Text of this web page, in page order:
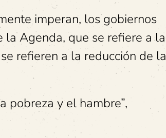
imperan, los gobiernos
Agenda, que se refiere a la
refieren a la reducción de la
pobreza y el hambre”,